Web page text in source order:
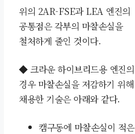
위의 2AR-FSE과LEA 엔진의
공통점은 각부의 마찰손실을
철처하게 줄인 것이다.
◆크라운 하이브리드용 엔진의
경우 마찰손실을 저감하기 위해
채용한 기술은 아래와 같다.
캠구동에 마찰손실이 적은